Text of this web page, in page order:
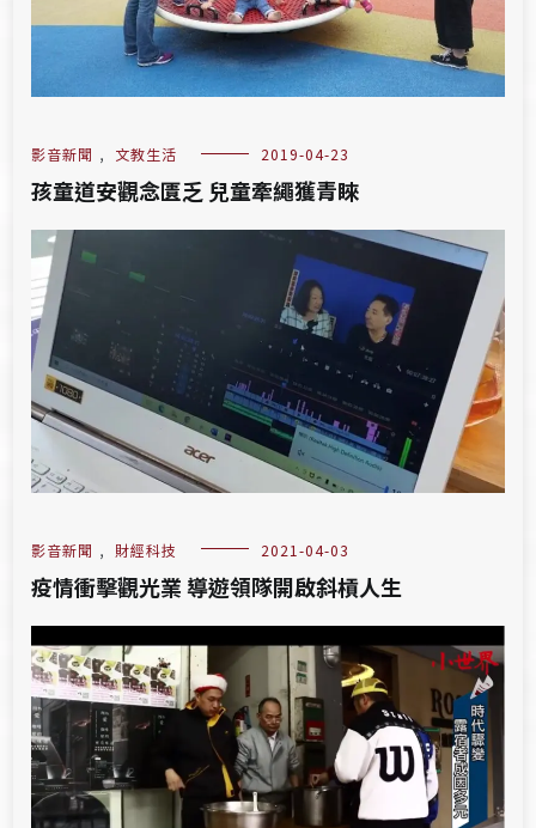
影音新聞 , 文教生活 2019-04-23
孩童道安觀念匱乏 兒童牽繩獲青睞
影音新聞 , 財經科技 2021-04-03
疫情衝擊觀光業 導遊領隊開啟斜槓人生